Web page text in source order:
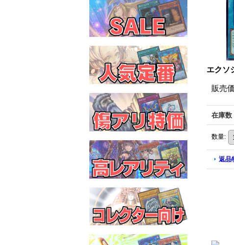
エクソ
販売
在庫数
数量:
返品